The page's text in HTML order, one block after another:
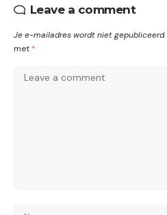
Leave a comment
Je e-mailadres wordt niet gepubliceerd.
met *